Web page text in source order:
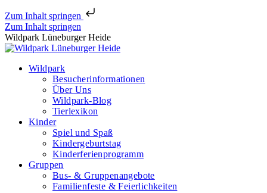
Zum Inhalt springen
Zum Inhalt springen
Wildpark Lüneburger Heide
Wildpark
Besucherinformationen
Über Uns
Wildpark-Blog
Tierlexikon
Kinder
Spiel und Spaß
Kindergeburtstag
Kinderferienprogramm
Gruppen
Bus- & Gruppenangebote
Familienfeste & Feierlichkeiten